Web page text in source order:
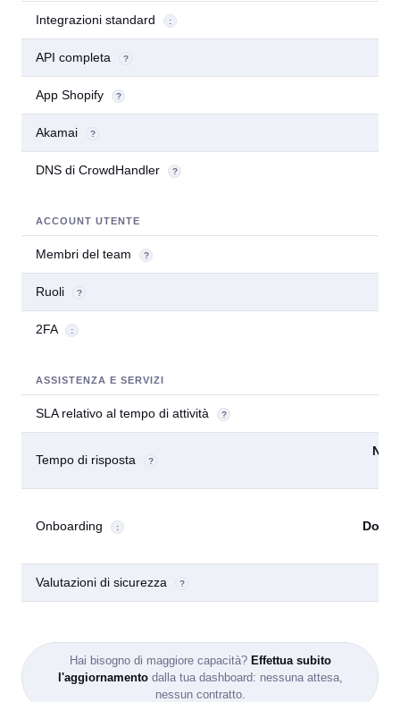
Integrazioni standard :
API completa ?
App Shopify ?
Akamai ?
DNS di CrowdHandler ?
ACCOUNT UTENTE
Membri del team ?
Ruoli ?
2FA :
ASSISTENZA E SERVIZI
SLA relativo al tempo di attività ?
Tempo di risposta ?
Onboarding :
Valutazioni di sicurezza ?
Hai bisogno di maggiore capacità? Effettua subito
l'aggiornamentodalla tua dashboard: nessuna attesa,
nessun contratto.